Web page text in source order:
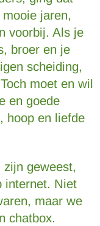
jaren,
voorbij. Als je
broer en je
scheiding,
moet en wil
en goede
hoop en liefde
geweest,
internet. Niet
maar we
chatbox.